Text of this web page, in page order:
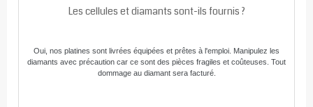
Les cellules et diamants sont-ils fournis ?
Oui, nos platines sont livrées équipées et prêtes à l'emploi. Manipulez les
diamants avec précaution car ce sont des pièces fragiles et coûteuses. Tout
dommage au diamant sera facturé.